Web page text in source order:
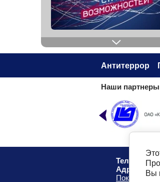
Антитеррор
Наши партнеры
Телефон:8
Адрес
: г.
Показать на
Вы